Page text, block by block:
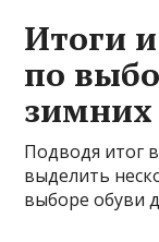
Итоги
по
зимних
Подводя итог
выделить
выборе обуви